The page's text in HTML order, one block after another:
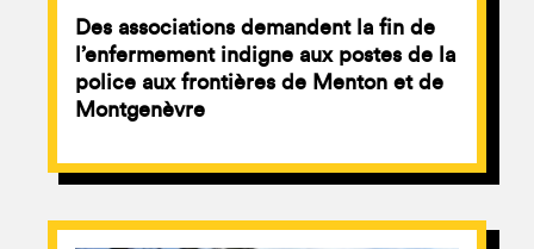
Des associations demandent la fin de
l’enfermement indigne aux postes de la
police aux frontières de Menton et de
Montgenèvre